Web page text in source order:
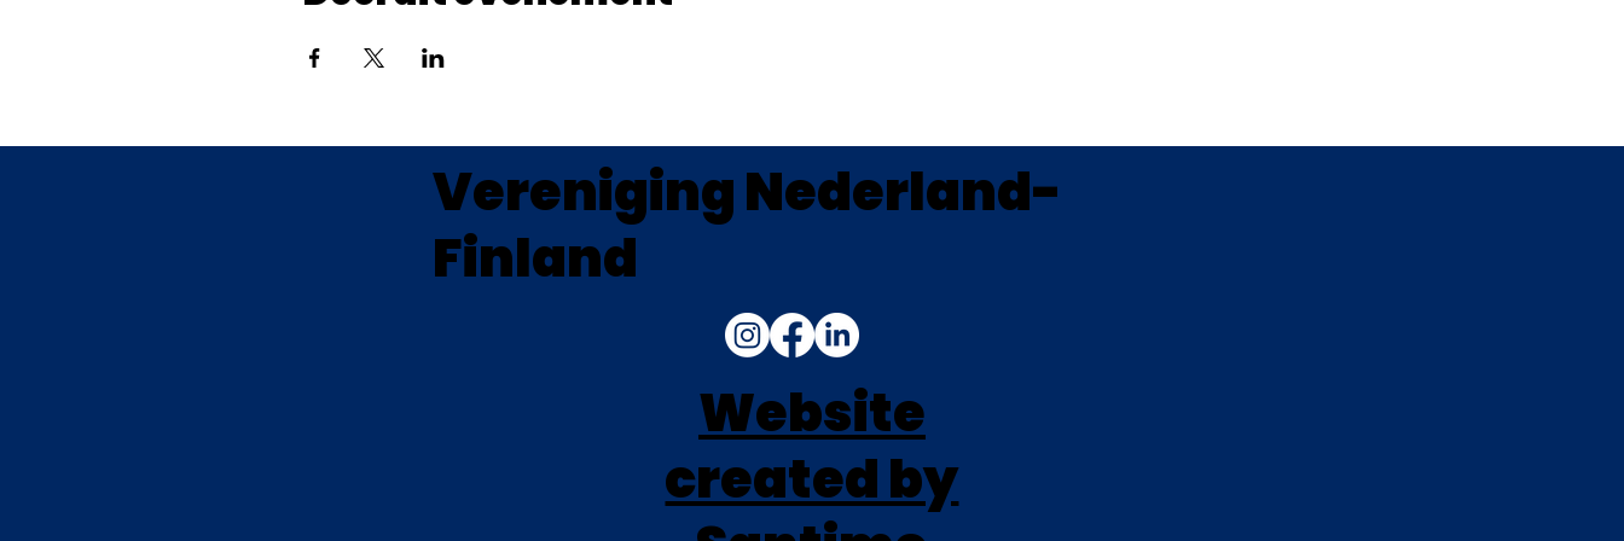
Vereniging Nederland-
Finland
Website
created by